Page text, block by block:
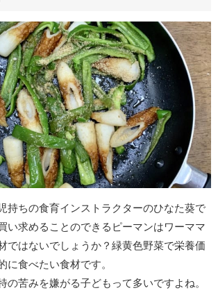
持ちの食育インストラクターのひなた葵で
求めることのできるピーマンはワーママ
ではないでしょうか？緑黄色野菜で栄養価
に食べたい食材です。
の苦みを嫌がる子どもって多いですよね。